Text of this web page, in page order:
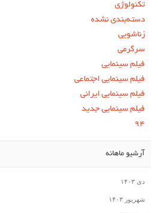
تکنولوژی
دسته‌بندی نشده
زناشویی
سرگرمی
فیلم سینمایی
فیلم سینمایی اجتماعی
فیلم سینمایی ایرانی
فیلم سینمایی جدید
۹۴
آرشیو ماهانه
دی ۱۴۰۳
شهریور ۱۴۰۳